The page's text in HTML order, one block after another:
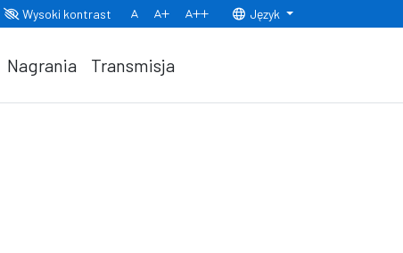
Wysoki kontrast
Normalny rozmiar czcionki
Rozmiar czcionki 150% Rozmiar czcionki 200%
Język
Nagrania Transmisja